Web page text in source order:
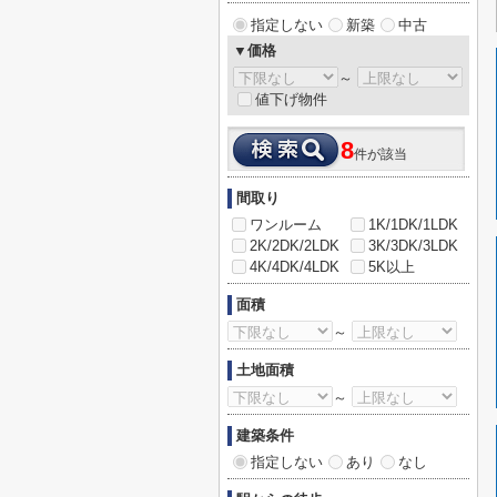
指定しない 新築
中古
▼価格
～
値下げ物件
8件が該当
間取り
ワンルーム
1K/1DK/1LDK
2K/2DK/2LDK
3K/3DK/3LDK
4K/4DK/4LDK
5K以上
面積
～
土地面積
～
建築条件
指定しない
あり なし